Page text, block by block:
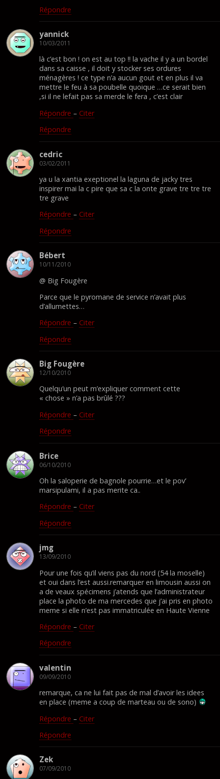
Répondre
yannick
10/03/2011
là c’est bon ! on est au top !! la vache il y a un bordel
dans sa caisse , il doit y stocker ses ordures
ménagères ! ce type n’a aucun gout et en plus il va
mettre le feu à sa poubelle quoique …ce serait bien
,si il ne lefait pas sa merde le fera , c’est clair
Répondre – Citer
Répondre
cedric
03/02/2011
ya u la xantia exeptionel la laguna de jacky tres
inspirer mai la c pire que sa c la onte grave tre tre tre
tre grave
Répondre – Citer
Répondre
Bébert
10/11/2010
@ Big Fougère
Parce que le pyromane de service n’avait plus
d’allumettes…
Répondre – Citer
Répondre
Big Fougère
12/10/2010
Quelqu’un peut m’expliquer comment cette
« chose » n’a pas brûlé ???
Répondre – Citer
Répondre
Brice
06/10/2010
Oh la saloperie de bagnole pourrie…et le pov’
marsipulami, il a pas merite ca..
Répondre – Citer
Répondre
jmg
13/09/2010
Pour une fois qu’il viens pas du nord (54 la moselle)
et oui dans l’est aussi.remarquer en limousin aussi on
a de veaux spécimens j’atends que l’administrateur
place la photo de ma mercedes que j’ai pris en photo
meme si elle n’est pas immatriculée en Haute Vienne
Répondre – Citer
Répondre
valentin
09/09/2010
remarque, ca ne lui fait pas de mal d’avoir les idees
en place (meme a coup de marteau ou de sono)
Répondre – Citer
Répondre
Zek
07/09/2010